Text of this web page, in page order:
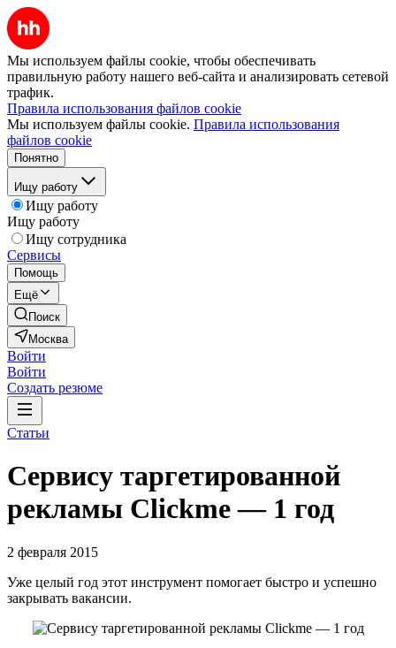
Мы используем файлы cookie, чтобы обеспечивать
правильную работу нашего веб-сайта и анализировать сетевой
трафик.
Правила использования файлов cookie
Мы используем файлы cookie. Правила использования
файлов cookie
Понятно
Ищу работу
Ищу работу
Ищу работу
Ищу сотрудника
Сервисы
Помощь
Ещё
Поиск
Москва
Войти
Войти
Создать резюме
Статьи
Сервису таргетированной
рекламы Clickme — 1 год
2 февраля 2015
Уже целый год этот инструмент помогает быстро и успешно
закрывать вакансии.